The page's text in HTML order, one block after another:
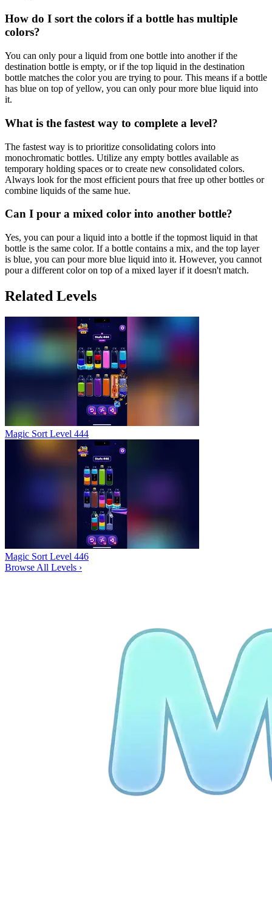
How do I sort the colors if a bottle has multiple
colors?
You can only pour a liquid from one bottle into another if the
destination bottle is empty, or if the top liquid in the destination
bottle matches the color you are trying to pour. This means if a bottle
has blue on top of yellow, you can only pour more blue liquid into
it.
What is the fastest way to complete a level?
The fastest way is to prioritize consolidating colors into
monochromatic bottles. Utilize any empty bottles available as
temporary holding spaces or to create new consolidated colors.
Always look for the most efficient pours that free up other bottles or
combine liquids of the same hue.
Can I pour a mixed color into another bottle?
Yes, you can pour a liquid into a bottle if the topmost liquid in that
bottle is the same color. If a bottle contains a mix, and the top layer
is blue, you can pour more blue liquid into it. However, you cannot
pour a different color on top of a mixed layer if it doesn't match.
Related Levels
Magic Sort Level 444
Magic Sort Level 446
Browse All Levels ›